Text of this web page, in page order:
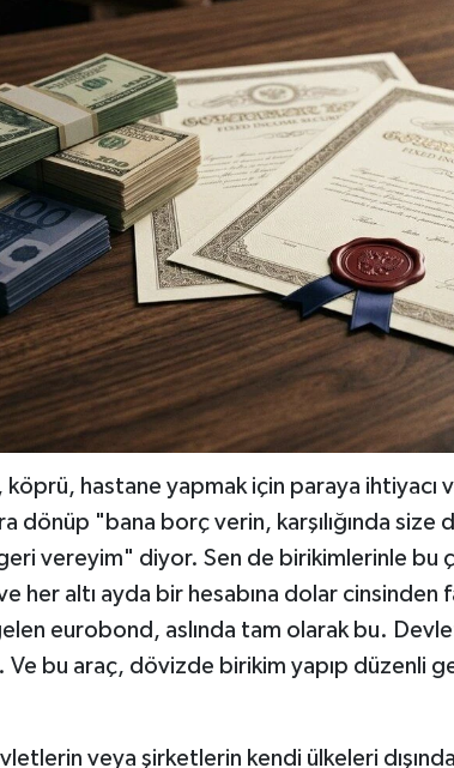
köprü, hastane yapmak için paraya ihtiyacı
dönüp "bana borç verin, karşılığında
vereyim" diyor. Sen de birikimlerinle bu
her altı ayda bir hesabına dolar cinsinden
eurobond, aslında tam olarak bu.
bu araç, dövizde birikim yapıp düzenli
veya şirketlerin kendi ülkeleri